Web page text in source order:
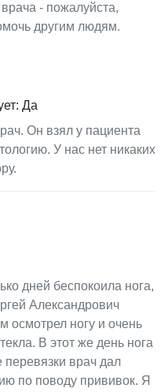
- пожалуйста,
другим людям.
Да
Он взял у пациента
У нас нет никаких
дней беспокоила нога,
Александрович
осмотрел ногу и очень
В этот же день нога
перевязки врач дал
по поводу прививок. Я